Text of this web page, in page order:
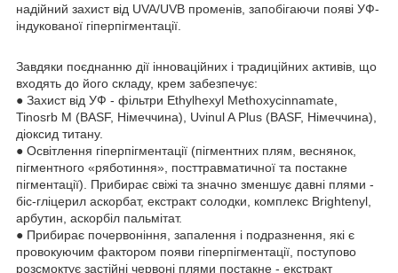
надійний захист від UVA/UVB променів, запобігаючи появі УФ-
індукованої гіперпігментації.
Завдяки поєднанню дії інноваційних і традиційних активів, що
входять до його складу, крем забезпечує:
● Захист від УФ - фільтри Ethylhexyl Methoxycinnamate,
Tinosrb M (BASF, Німеччина), Uvinul A Plus (BASF, Німеччина),
діоксид титану.
● Освітлення гіперпігментації (пігментних плям, веснянок,
пігментного «ряботиння», посттравматичної та постакне
пігментації). Прибирає свіжі та значно зменшує давні плями -
біс-гліцерил аскорбат, екстракт солодки, комплекс Brightenyl,
арбутин, аскорбіл пальмітат.
● Прибирає почервоніння, запалення і подразнення, які є
провокуючим фактором появи гіперпігментації, поступово
розсмоктує застійні червоні плями постакне - екстракт